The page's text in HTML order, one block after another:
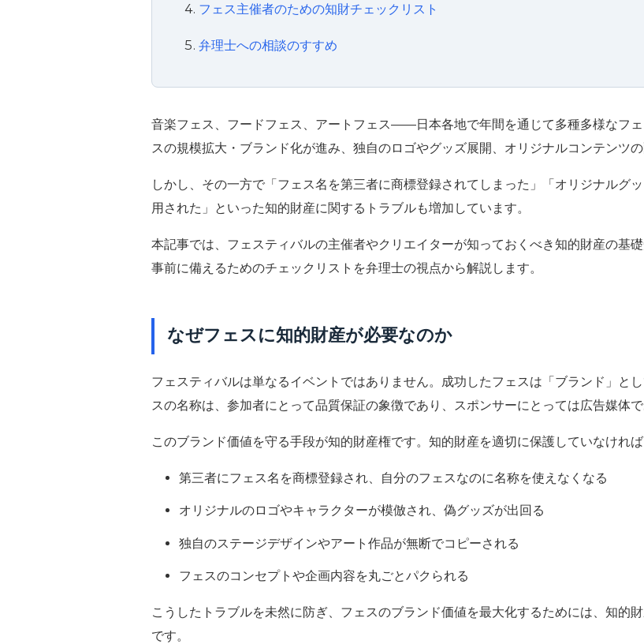
フェス主催者のための知財チェックリスト
弁理士への相談のすすめ
音楽フェス、フードフェス、アートフェス——日本各地で年間を通じて多種多様なフ
スの規模拡大・ブランド化が進み、独自のロゴやグッズ展開、オリジナルコンテンツ
しかし、その一方で「フェス名を第三者に商標登録されてしまった」「オリジナルグ
用された」といった知的財産に関するトラブルも増加しています。
本記事では、フェスティバルの主催者やクリエイターが知っておくべき知的財産の基
事前に備えるためのチェックリストを弁理士の視点から解説します。
なぜフェスに知的財産が必要なのか
フェスティバルは単なるイベントではありません。成功したフェスは「ブランド」と
スの名称は、参加者にとって品質保証の象徴であり、スポンサーにとっては広告媒体
このブランド価値を守る手段が知的財産権です。知的財産を適切に保護していなけれ
第三者にフェス名を商標登録され、自分のフェスなのに名称を使えなくなる
オリジナルのロゴやキャラクターが模倣され、偽グッズが出回る
独自のステージデザインやアート作品が無断でコピーされる
フェスのコンセプトや企画内容を丸ごとパクられる
こうしたトラブルを未然に防ぎ、フェスのブランド価値を最大化するためには、知的
です。